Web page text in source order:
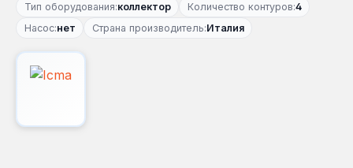
Тип оборудования:коллектор Количество контуров:4
Насос:нет Страна производитель:Италия